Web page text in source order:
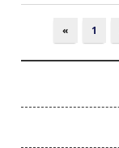
« 1